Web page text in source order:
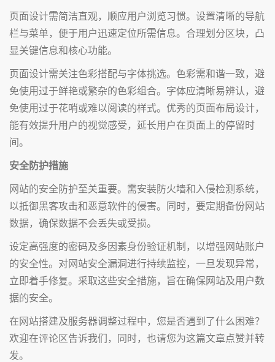
页面设计需简洁直观，顺应用户浏览习惯。设置清晰的导航
栏与菜单，便于用户迅速定位所需信息。合理划分区块，凸
显关键信息和核心功能。
页面设计需关注色彩搭配与字体挑选。色彩需和谐一致，避
免使用过于鲜艳或繁杂的色彩组合。字体应清晰易辨认，避
免使用过于花哨或难以阅读的样式。优秀的页面布局设计，
能有效提升用户的视觉感受，延长用户在页面上的停留时
间。
安全防护措施
网站的安全防护至关重要。需安装防火墙和入侵检测系统，
以抵御黑客攻击和恶意软件的侵害。同时，要定期备份网站
数据，确保数据不会丢失或受损。
设定高强度的密码及多因素身份验证机制，以增强网站账户
的安全性。对网站安全漏洞进行持续监控，一旦发现异常，
立即着手修复。采取这些安全措施，旨在确保网站及用户数
据的安全。
在网站搭建及服务器调整过程中，您是否遇到了什么困难？
欢迎在评论区告诉我们，同时，也请您为这篇文章点赞并转
发。